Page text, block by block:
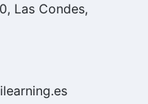
Las Condes,